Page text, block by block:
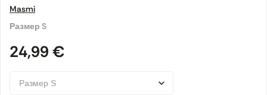
Masmi
Размер S
24,99 €